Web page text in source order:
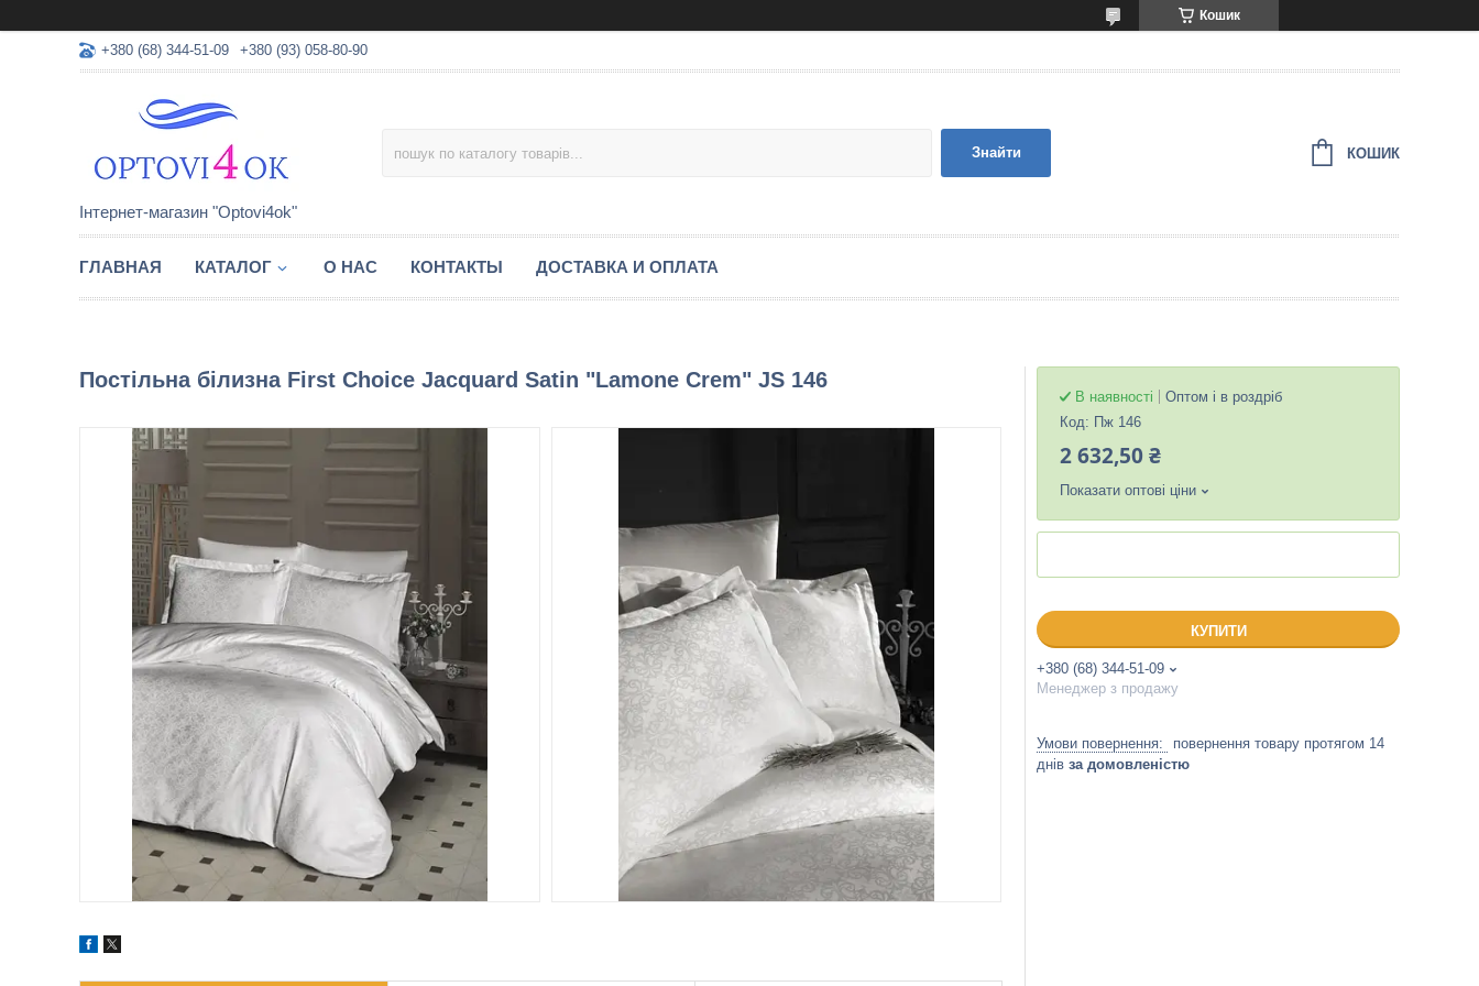
Кошик
+380 (68) 344-51-09 +380 (93) 058-80-90
Інтернет-магазин "Optovi4ok"
Знайти КОШИК
ГЛАВНАЯ КАТАЛОГ О НАС КОНТАКТЫ ДОСТАВКА И ОПЛАТА
Постільна білизна First Choice Jacquard Satin "Lamone Crem" JS 146
В наявності
Оптом і в роздріб
Код: Пж 146
2 632,50 ₴
Показати оптові ціни
КУПИТИ
+380 (68) 344-51-09
Менеджер з продажу
повернення товару протягом 14
днів за домовленістю